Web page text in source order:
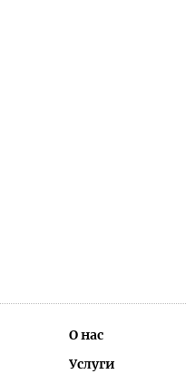
О нас
Услуги